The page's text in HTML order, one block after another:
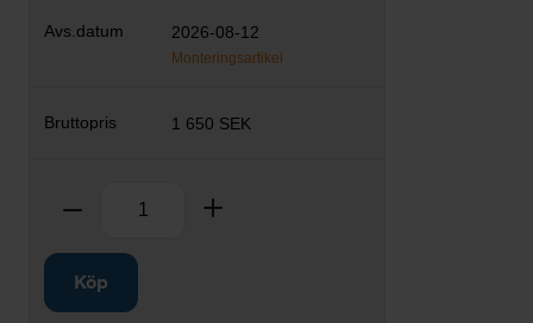
2026-08-12
Monteringsartikel
1 650 SEK
Ta bort
Köp